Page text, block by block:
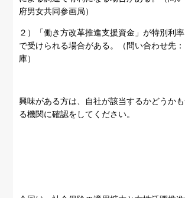
府男女共同参画局）
２）「働き方改革推進支援資金」が特別利
で受けられる場合がある。（問い合わせ先
庫）
興味がある方は、自社が該当するかどうか
る機関に確認をしてください。